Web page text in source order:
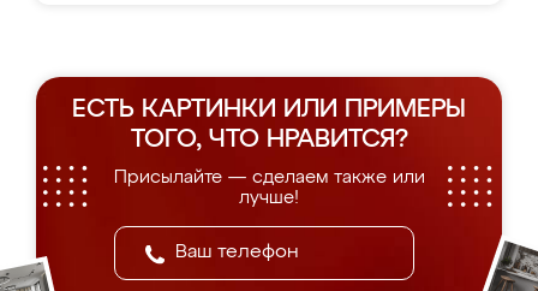
ЕСТЬ КАРТИНКИ ИЛИ ПРИМЕРЫ
ТОГО, ЧТО НРАВИТСЯ?
Присылайте — сделаем также или
лучше!